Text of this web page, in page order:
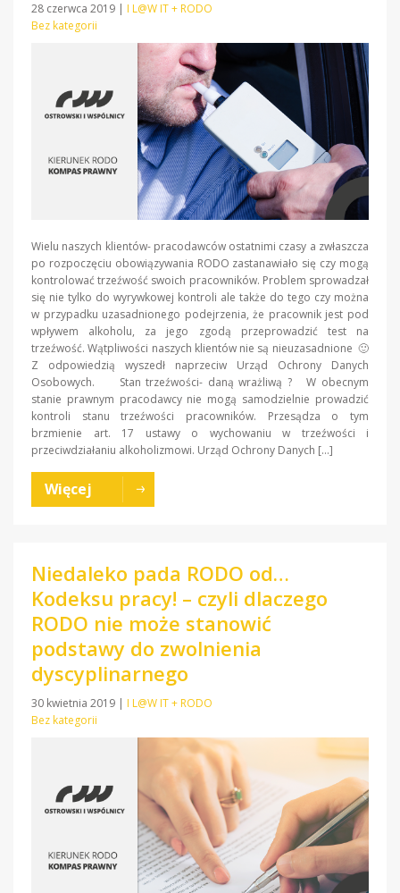
28 czerwca 2019 | I L@W IT + RODO
Bez kategorii
Wielu naszych klientów- pracodawców ostatnimi czasy a zwłaszcza
po rozpoczęciu obowiązywania RODO zastanawiało się czy mogą
kontrolować trzeźwość swoich pracowników. Problem sprowadzał
się nie tylko do wyrywkowej kontroli ale także do tego czy można
w przypadku uzasadnionego podejrzenia, że pracownik jest pod
wpływem alkoholu, za jego zgodą przeprowadzić test na
trzeźwość. Wątpliwości naszych klientów nie są nieuzasadnione 🙂
Z odpowiedzią wyszedł naprzeciw Urząd Ochrony Danych
Osobowych. Stan trzeźwości- daną wrażliwą ? W obecnym
stanie prawnym pracodawcy nie mogą samodzielnie prowadzić
kontroli stanu trzeźwości pracowników. Przesądza o tym
brzmienie art. 17 ustawy o wychowaniu w trzeźwości i
przeciwdziałaniu alkoholizmowi. Urząd Ochrony Danych […]
Więcej
Niedaleko pada RODO od…
Kodeksu pracy! – czyli dlaczego
RODO nie może stanowić
podstawy do zwolnienia
dyscyplinarnego
30 kwietnia 2019
I L@W IT + RODO
Bez kategorii